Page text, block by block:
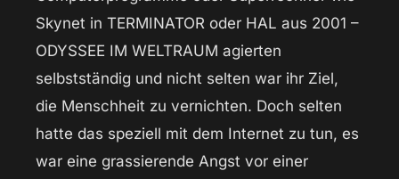
Skynet in TERMINATOR oder HAL aus 2001 –
ODYSSEE IM WELTRAUM agierten
selbstständig und nicht selten war ihr Ziel,
die Menschheit zu vernichten. Doch selten
hatte das speziell mit dem Internet zu tun, es
war eine grassierende Angst vor einer